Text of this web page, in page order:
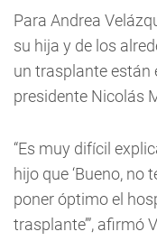
Para Andrea
su hija y de los
un trasplante están
presidente Nicolás
“Es muy difícil
hijo que ‘Bueno,
poner óptimo el
trasplante’”, afirmó